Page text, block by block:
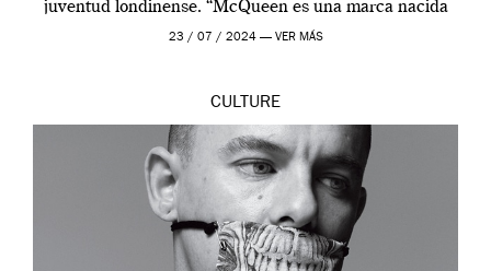
juventud londinense. “McQueen es una marca nacida
en Londres y siempre ha […]
23 / 07 / 2024 — VER MÁS
CULTURE